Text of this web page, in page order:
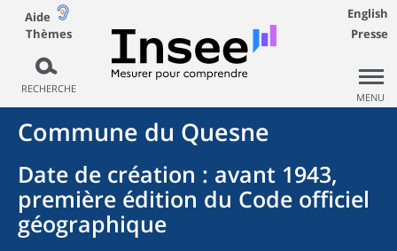
Aide
Thèmes
RECHERCHE
English
Presse
MENU
Commune du Quesne
Date de création : avant 1943,
première édition du Code officiel
géographique